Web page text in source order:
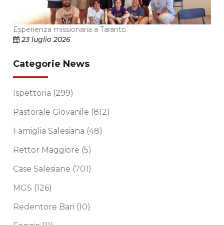
Esperienza missionaria a Taranto
23 luglio 2026
Categorie News
Ispettoria (299)
Pastorale Giovanile (812)
Famiglia Salesiana (48)
Rettor Maggiore (5)
Case Salesiane (701)
MGS (126)
Redentore Bari (10)